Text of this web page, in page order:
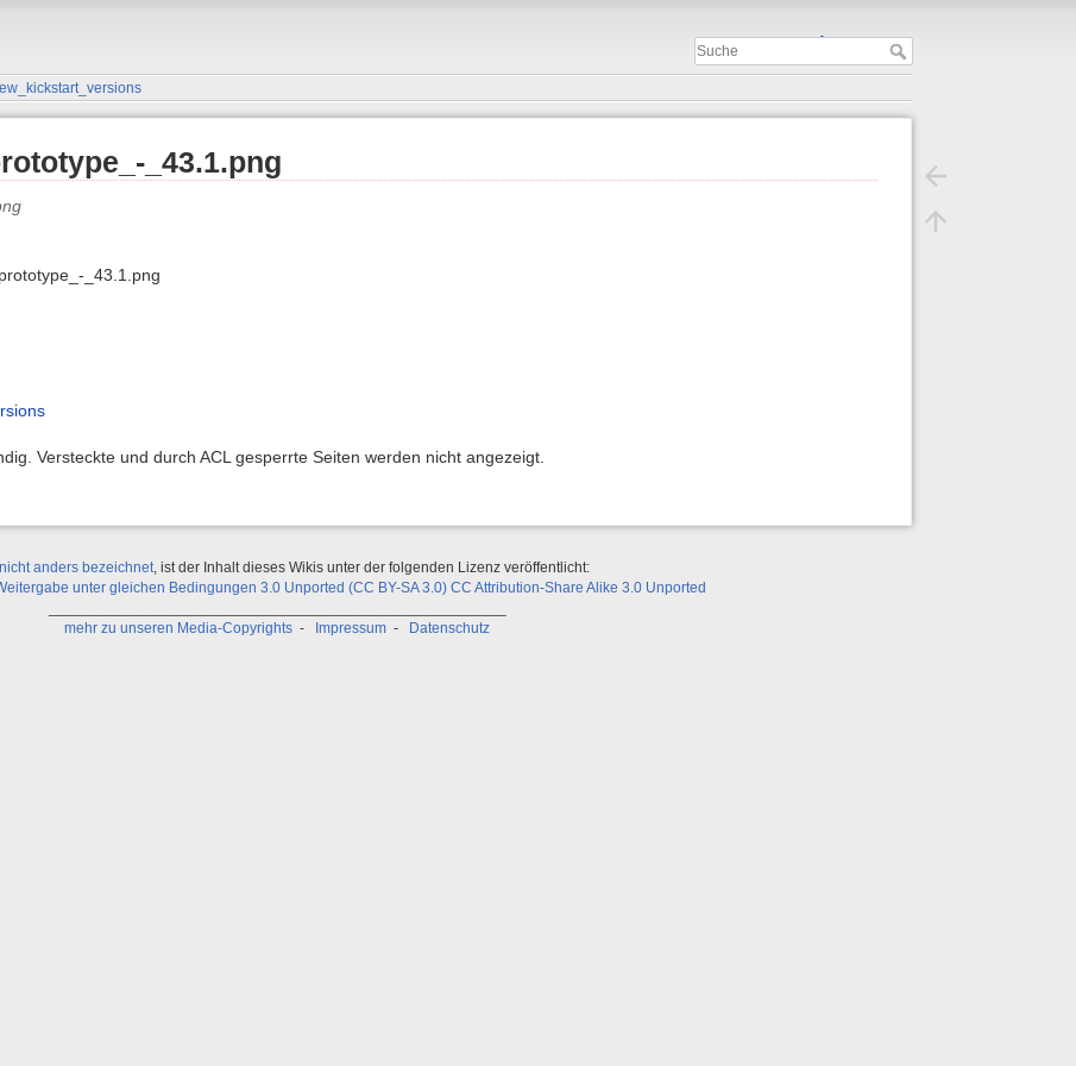
Important
_43.1.png
_43.1.png
Versteckte und durch ACL gesperrte Seiten werden nicht angezeigt.
nicht anders bezeichnet, ist der Inhalt dieses Wikis unter der folgenden Lizenz veröffentlicht:
unter gleichen Bedingungen 3.0 Unported (CC BY-SA 3.0) CC Attribution-Share Alike 3.0 Unported
mehr zu unseren Media-Copyrights - Impressum - Datenschutz